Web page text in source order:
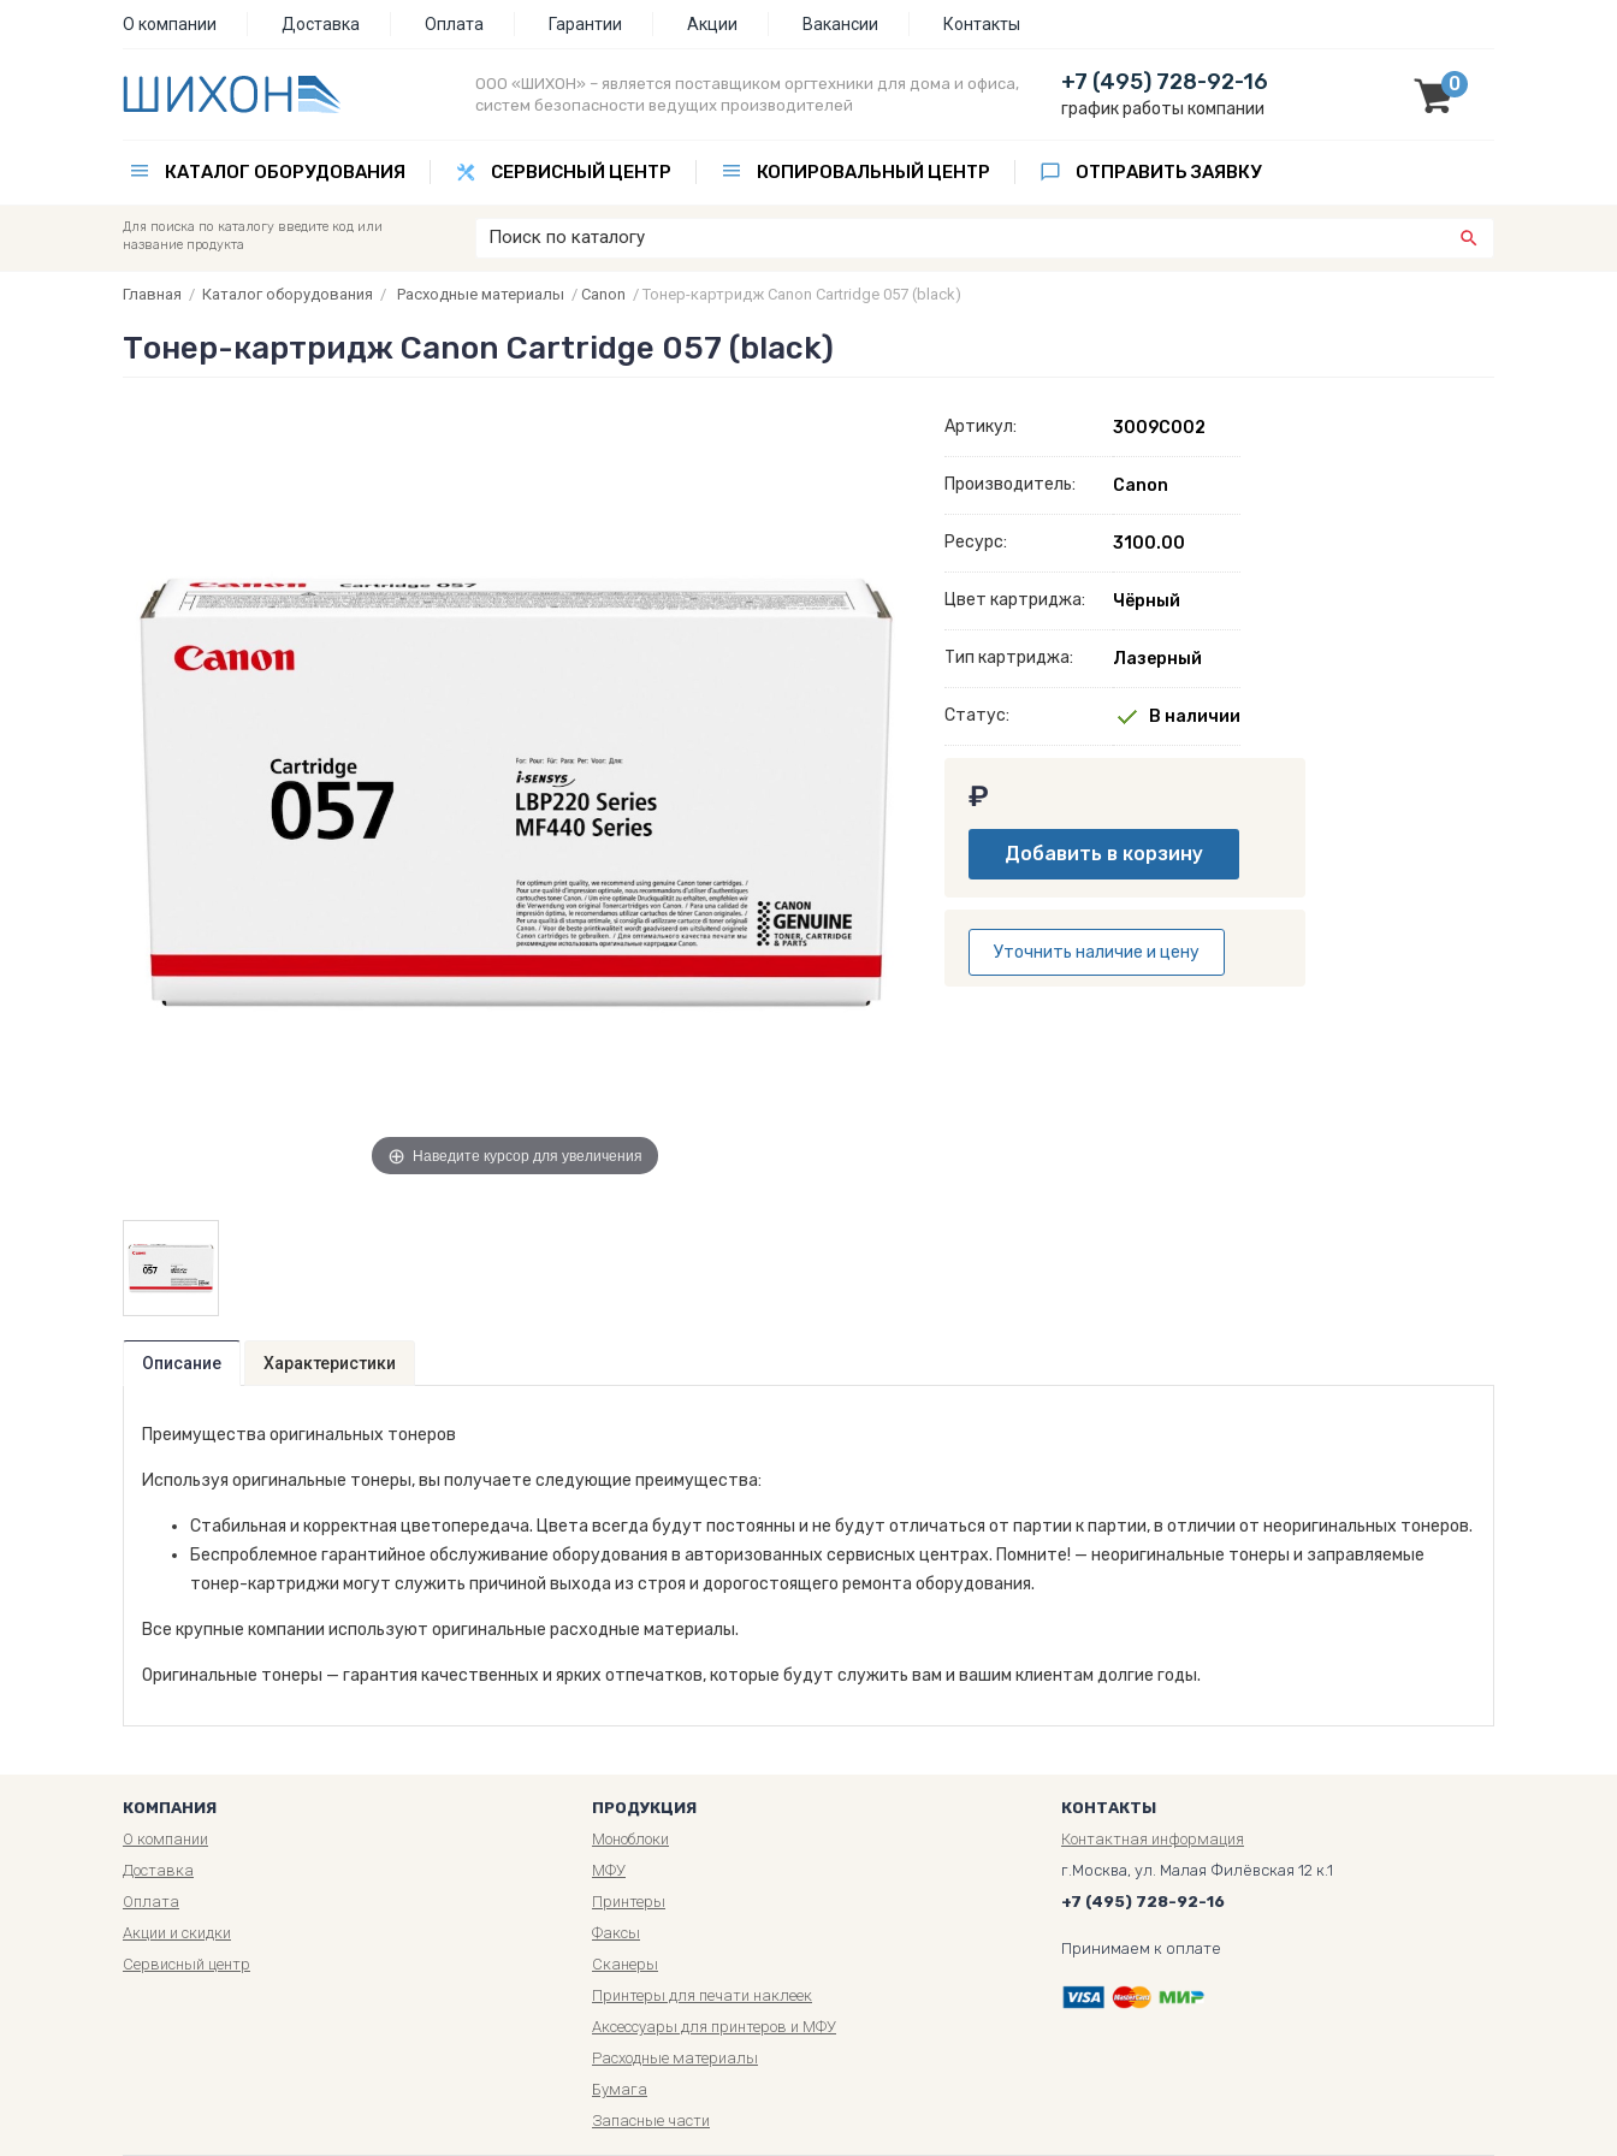
О компании Доставка Оплата Гарантии Акции Вакансии Контакты
ООО «ШИХОН» – является поставщиком оргтехники для дома и офиса,
систем безопасности ведущих производителей
+7 (495) 728-92-16
график работы компании
0
КАТАЛОГ ОБОРУДОВАНИЯ СЕРВИСНЫЙ ЦЕНТР КОПИРОВАЛЬНЫЙ ЦЕНТР ОТПРАВИТЬ ЗАЯВКУ
Для поиска по каталогу введите код или
название продукта
Главная / Каталог оборудования / Расходные материалы / Canon / Тонер-картридж Canon Cartridge 057 (black)
Тонер-картридж Canon Cartridge 057 (black)
Наведите курсор для увеличения
Артикул: 3009C002
Производитель: Canon
Ресурс: 3100.00
Цвет картриджа: Чёрный
Тип картриджа: Лазерный
Статус: В наличии
₽
Уточнить наличие и цену
Описание Характеристики
Преимущества оригинальных тонеров
Используя оригинальные тонеры, вы получаете следующие преимущества:
Стабильная и корректная цветопередача. Цвета всегда будут постоянны и не будут отличаться от партии к партии, в отличии от неоригинальных тонеров.
Беспроблемное гарантийное обслуживание оборудования в авторизованных сервисных центрах. Помните! — неоригинальные тонеры и заправляемые
тонер-картриджи могут служить причиной выхода из строя и дорогостоящего ремонта оборудования.
Все крупные компании используют оригинальные расходные материалы.
Оригинальные тонеры — гарантия качественных и ярких отпечатков, которые будут служить вам и вашим клиентам долгие годы.
КОМПАНИЯ
О компании
Доставка
Оплата
Акции и скидки
Сервисный центр
ПРОДУКЦИЯ
Моноблоки
МФУ
Принтеры
Факсы
Сканеры
Принтеры для печати наклеек
Аксессуары для принтеров и МФУ
Расходные материалы
Бумага
Запасные части
КОНТАКТЫ
Контактная информация
г.Москва, ул. Малая Филёвская 12 к.1
+7 (495) 728-92-16
Принимаем к оплате